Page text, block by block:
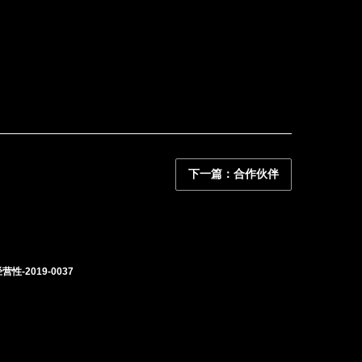
下一篇：合作伙伴
性-2019-0037